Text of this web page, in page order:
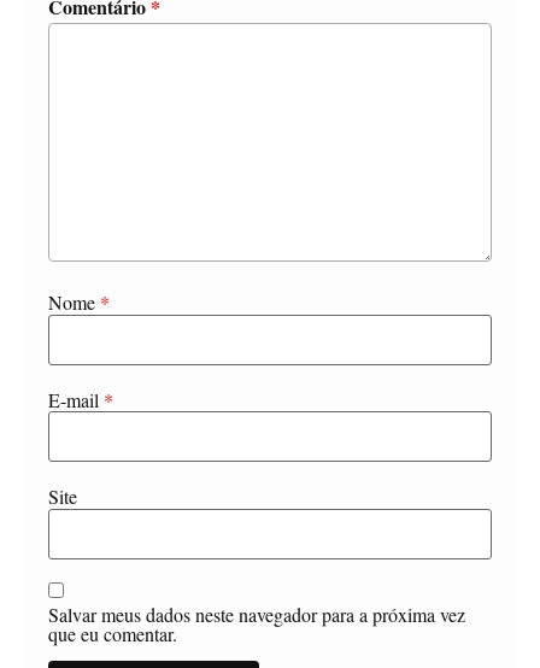
Comentário *
Nome *
E-mail *
Site
Salvar meus dados neste navegador para a próxima vez
que eu comentar.